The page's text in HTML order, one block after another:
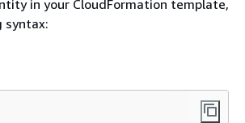
in your CloudFormation template,
syntax: